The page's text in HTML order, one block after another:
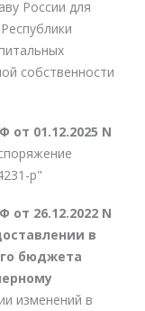
России для
собственности
01.12.2025 N
р"
26.12.2022 N
в
бюджета
изменений в